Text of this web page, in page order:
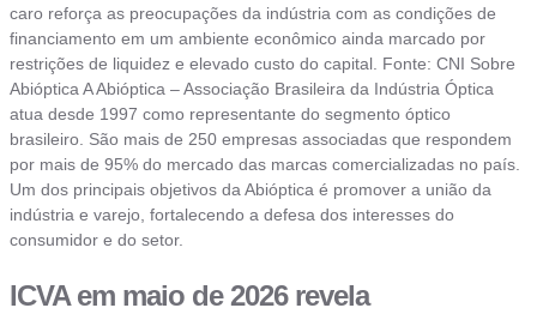
caro reforça as preocupações da indústria com as condições de
financiamento em um ambiente econômico ainda marcado por
restrições de liquidez e elevado custo do capital. Fonte: CNI Sobre
Abióptica A Abióptica – Associação Brasileira da Indústria Óptica
atua desde 1997 como representante do segmento óptico
brasileiro. São mais de 250 empresas associadas que respondem
por mais de 95% do mercado das marcas comercializadas no país.
Um dos principais objetivos da Abióptica é promover a união da
indústria e varejo, fortalecendo a defesa dos interesses do
consumidor e do setor.
ICVA em maio de 2026 revela